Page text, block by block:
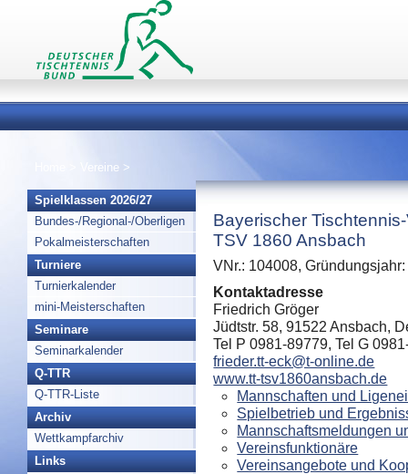
Vereine >
Spielklassen 2026/27
Bundes-/Regional-/Oberligen
Pokalmeisterschaften
Turniere
Turnierkalender
mini-Meisterschaften
Seminare
Seminarkalender
Q-TTR
Q-TTR-Liste
Archiv
Wettkampfarchiv
Links
Bayerischer
TSV 1860 Ansbach
VNr.: 104008,
Kontaktadresse
Friedrich Gröger
Jüdtstr. 58, 91522 Ansbach,
Tel P 0981-89779, Tel G
frieder.tt-eck@t-online.de
www.tt-tsv1860ansbach.de
Mannschaften und
Spielbetrieb und
Mannschaftsmeldungen
Vereinsfunktionäre
Vereinsangebote und